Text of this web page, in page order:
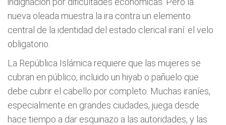
nueva oleada muestra la ira contra un elemento
central de la identidad del estado clerical iraní: el velo
obligatorio.
La República Islámica requiere que las mujeres se
cubran en público, incluido un hiyab o pañuelo que
debe cubrir el cabello por completo. Muchas iraníes,
especialmente en grandes ciudades, juega desde
hace tiempo a dar esquinazo a las autoridades, y las